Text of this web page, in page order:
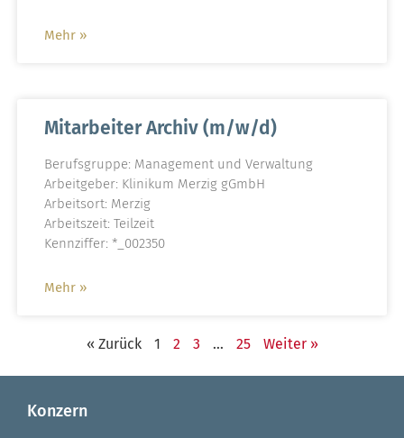
Mehr »
Mitarbeiter Archiv (m/w/d)
Berufsgruppe: Management und Verwaltung
Arbeitgeber: Klinikum Merzig gGmbH
Arbeitsort: Merzig
Arbeitszeit: Teilzeit
Kennziffer: *_002350
Mehr »
« Zurück 1 2 3 … 25 Weiter »
Konzern